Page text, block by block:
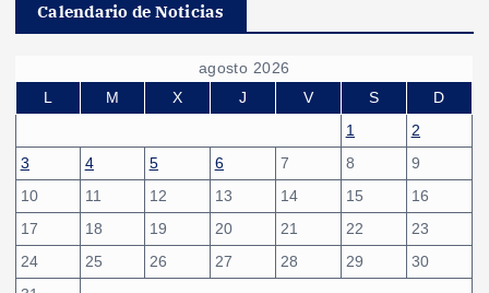
Calendario de Noticias
agosto 2026
L
M X J V S
D
1
2
3
4 5 6 7 8
9
10
11 12 13 14 15
16
17
18 19 20 21 22
23
24
25 26 27 28 29
30